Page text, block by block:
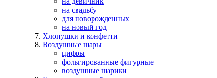
на свадьбу
для новорожденных
на новый год
Хлопушки и конфетти
Воздушные шары
цифры
фольгированные фигурные
воздушные шарики